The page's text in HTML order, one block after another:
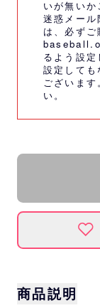
いが無いか
迷惑メー
は、必ず
るよう設定
設定して
ございます
い。
商品説明